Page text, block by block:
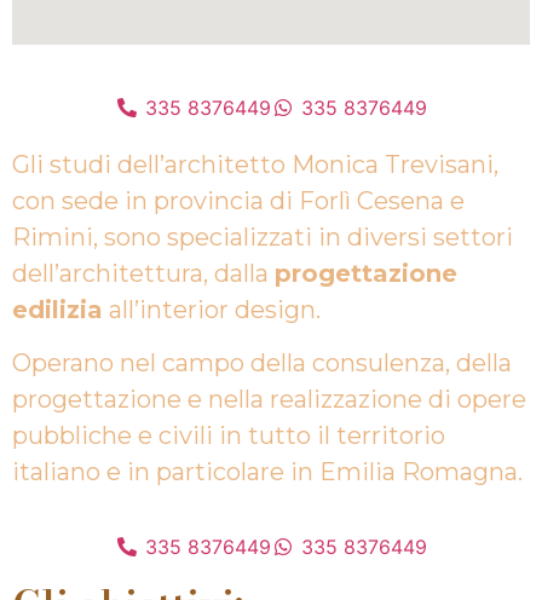
335 8376449 335 8376449
Gli studi dell’architetto Monica Trevisani,
con sede in provincia di Forlì Cesena e
Rimini, sono specializzati in diversi settori
dell’architettura, dalla progettazione
edilizia all’interior design.
Operano nel campo della consulenza, della
progettazione e nella realizzazione di opere
pubbliche e civili in tutto il territorio
italiano e in particolare in Emilia Romagna.
335 8376449 335 8376449